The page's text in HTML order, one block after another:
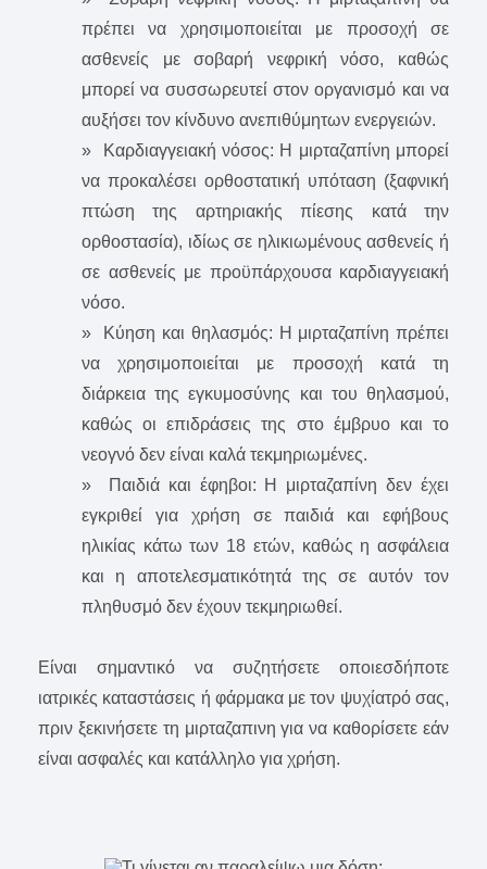
πρέπει να χρησιμοποιείται με προσοχή σε
ασθενείς με σοβαρή νεφρική νόσο, καθώς
μπορεί να συσσωρευτεί στον οργανισμό και να
αυξήσει τον κίνδυνο ανεπιθύμητων ενεργειών.
» Καρδιαγγειακή νόσος: Η μιρταζαπίνη μπορεί
να προκαλέσει ορθοστατική υπόταση (ξαφνική
πτώση της αρτηριακής πίεσης κατά την
ορθοστασία), ιδίως σε ηλικιωμένους ασθενείς ή
σε ασθενείς με προϋπάρχουσα καρδιαγγειακή
νόσο.
» Κύηση και θηλασμός: Η μιρταζαπίνη πρέπει
να χρησιμοποιείται με προσοχή κατά τη
διάρκεια της εγκυμοσύνης και του θηλασμού,
καθώς οι επιδράσεις της στο έμβρυο και το
νεογνό δεν είναι καλά τεκμηριωμένες.
» Παιδιά και έφηβοι: Η μιρταζαπίνη δεν έχει
εγκριθεί για χρήση σε παιδιά και εφήβους
ηλικίας κάτω των 18 ετών, καθώς η ασφάλεια
και η αποτελεσματικότητά της σε αυτόν τον
πληθυσμό δεν έχουν τεκμηριωθεί.
Είναι σημαντικό να συζητήσετε οποιεσδήποτε
ιατρικές καταστάσεις ή φάρμακα με τον ψυχίατρό σας,
πριν ξεκινήσετε τη μιρταζαπινη για να καθορίσετε εάν
είναι ασφαλές και κατάλληλο για χρήση.